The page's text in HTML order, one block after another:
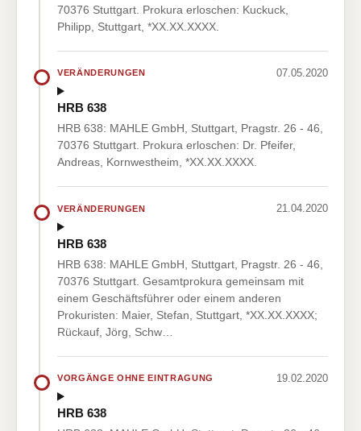
70376 Stuttgart. Prokura erloschen: Kuckuck,
Philipp, Stuttgart, *XX.XX.XXXX.
VERÄNDERUNGEN 07.05.2020
HRB 638
HRB 638: MAHLE GmbH, Stuttgart, Pragstr. 26 - 46,
70376 Stuttgart. Prokura erloschen: Dr. Pfeifer,
Andreas, Kornwestheim, *XX.XX.XXXX.
VERÄNDERUNGEN 21.04.2020
HRB 638
HRB 638: MAHLE GmbH, Stuttgart, Pragstr. 26 - 46,
70376 Stuttgart. Gesamtprokura gemeinsam mit
einem Geschäftsführer oder einem anderen
Prokuristen: Maier, Stefan, Stuttgart, *XX.XX.XXXX;
Rückauf, Jörg, Schw…
VORGÄNGE OHNE EINTRAGUNG 19.02.2020
HRB 638